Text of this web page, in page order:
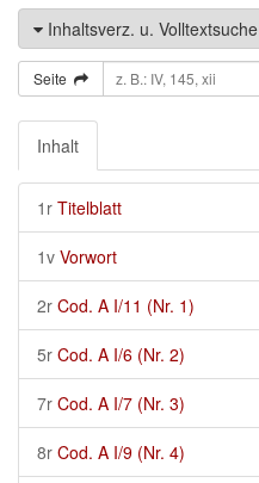
Inhaltsverz. u. Volltextsuche
Seite
Inhalt
1r Titelblatt
1v Vorwort
2r Cod. A I/11 (Nr. 1)
5r Cod. A I/6 (Nr. 2)
7r Cod. A I/7 (Nr. 3)
8r Cod. A I/9 (Nr. 4)